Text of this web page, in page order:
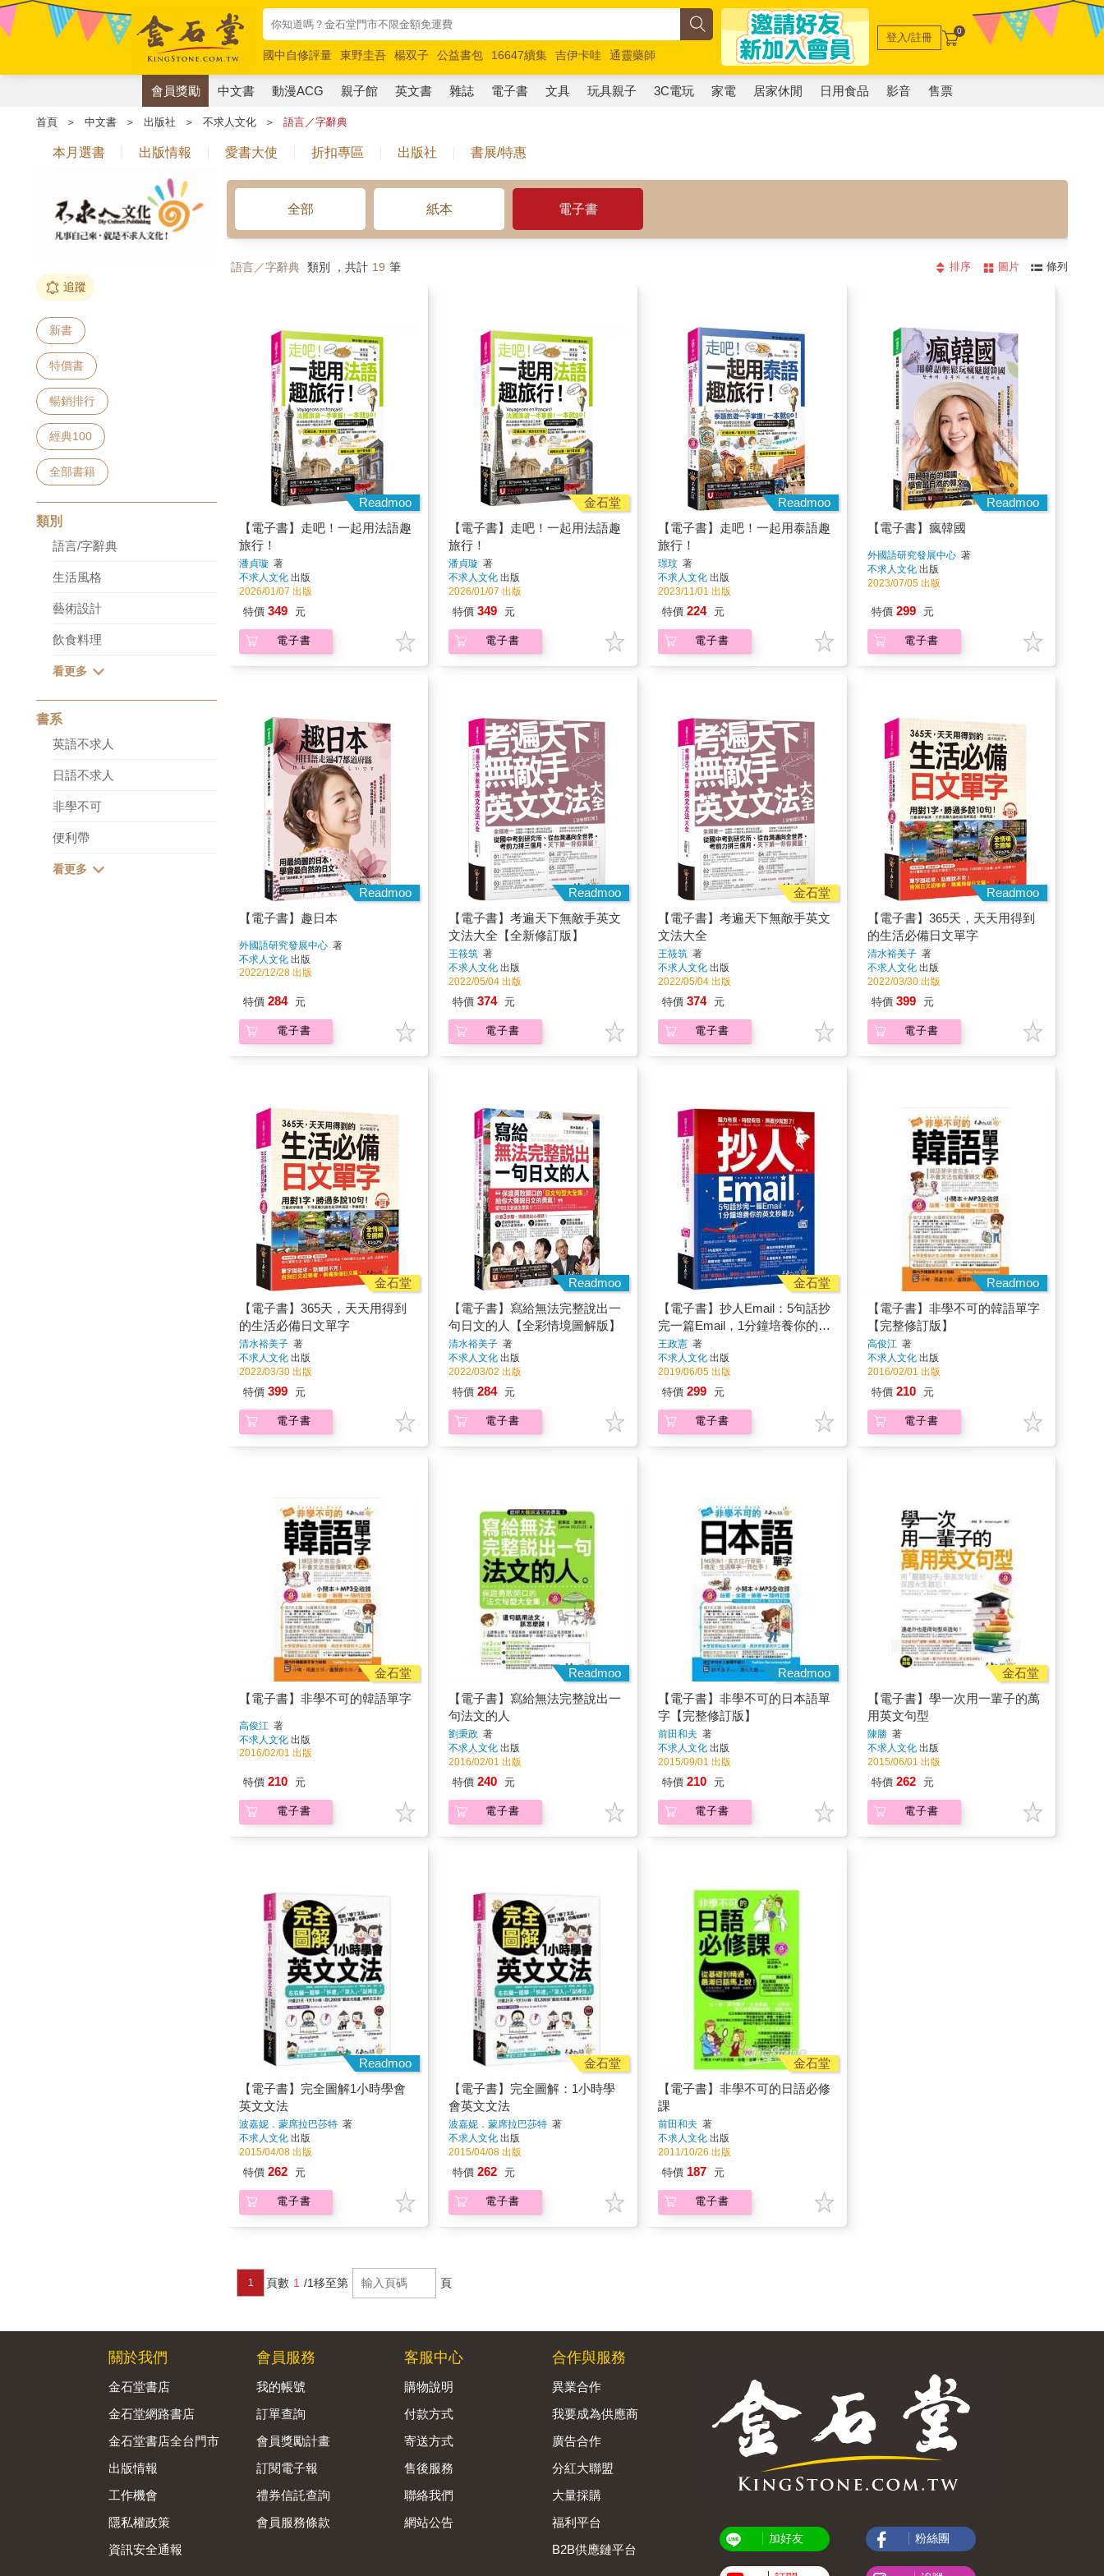
國中自修評量 東野圭吾 楊双子 公益書包 16647續集 吉伊卡哇
通靈藥師
唯紅花綻放
奧德賽 路邊攤新作 馬斯克 玩具總動員5 超慢跑
登入/註冊 0
會員獎勵 中文書 動漫ACG 親子館 英文書 雜誌 電子書 文具 玩具親子 3C電玩 家電 居家休閒 日用食品 影音 售票
首頁 ＞ 中文書 ＞ 出版社 ＞ 不求人文化 ＞ 語言／字辭典
本月選書 出版情報 愛書大使 折扣專區 出版社 書展/特惠
追蹤
新書
特價書
暢銷排行
經典100
全部書籍
類別
語言/字辭典
生活風格
藝術設計
飲食料理
書系
英語不求人
日語不求人
非學不可
便利帶
全部 紙本 電子書
語言／字辭典 類別 ，共計 19 筆 排序 圖片 條列
Readmoo
【電子書】走吧！一起用法語趣
旅行！
潘貞璇 著
不求人文化 出版
2026/01/07 出版
特價 349 元
電子書
金石堂
【電子書】走吧！一起用法語趣
旅行！
潘貞璇 著
不求人文化出版
2026/01/07 出版
特價 349 元
電子書
Readmoo
【電子書】走吧！一起用泰語趣
旅行！
璟玟著
不求人文化出版
2023/11/01 出版
特價 224 元
電子書
Readmoo
【電子書】瘋韓國
外國語研究發展中心著
不求人文化出版
2023/07/05 出版
特價 299 元
電子書
Readmoo
【電子書】趣日本
外國語研究發展中心 著
不求人文化 出版
2022/12/28 出版
特價 284 元
電子書
Readmoo
【電子書】考遍天下無敵手英文
文法大全【全新修訂版】
王筱筑著
不求人文化出版
2022/05/04 出版
特價 374 元
電子書
金石堂
【電子書】考遍天下無敵手英文
文法大全
王筱筑著
不求人文化出版
2022/05/04 出版
特價 374 元
電子書
Readmoo
【電子書】365天，天天用得到
的生活必備日文單字
清水裕美子著
不求人文化出版
2022/03/30 出版
特價 399 元
電子書
金石堂
【電子書】365天，天天用得到
的生活必備日文單字
清水裕美子 著
不求人文化 出版
2022/03/30 出版
特價 399 元
電子書
Readmoo
【電子書】寫給無法完整說出一
句日文的人【全彩情境圖解版】
清水裕美子著
不求人文化出版
2022/03/02 出版
特價 284 元
電子書
金石堂
【電子書】抄人Email：5句話抄
完一篇Email，1分鐘培養你的英
文抄能力
王政憲著
不求人文化出版
2019/06/05 出版
特價 299 元
電子書
Readmoo
【電子書】非學不可的韓語單字
【完整修訂版】
高俊江著
不求人文化出版
2016/02/01 出版
特價 210 元
電子書
金石堂
【電子書】非學不可的韓語單字
高俊江 著
不求人文化 出版
2016/02/01 出版
特價 210 元
電子書
Readmoo
【電子書】寫給無法完整說出一
句法文的人
劉秉政著
不求人文化出版
2016/02/01 出版
特價 240 元
電子書
Readmoo
【電子書】非學不可的日本語單
字【完整修訂版】
前田和夫 著
不求人文化出版
2015/09/01 出版
特價 210 元
電子書
金石堂
【電子書】學一次用一輩子的萬
用英文句型
陳勝著
不求人文化出版
2015/06/01 出版
特價 262 元
電子書
Readmoo
【電子書】完全圖解1小時學會
英文文法
波嘉妮．蒙席拉巴莎特 著
不求人文化 出版
2015/04/08 出版
特價 262 元
電子書
金石堂
【電子書】完全圖解：1小時學
會英文文法
波嘉妮．蒙席拉巴莎特著
不求人文化出版
2015/04/08 出版
特價 262 元
電子書
金石堂
【電子書】非學不可的日語必修
課
前田和夫 著
不求人文化出版
2011/10/26 出版
特價 187 元
電子書
1 頁數 1 /1移至第 頁
關於我們
金石堂書店
金石堂網路書店
金石堂書店全台門市
出版情報
工作機會
隱私權政策
資訊安全通報
會員服務
我的帳號
訂單查詢
會員獎勵計畫
訂閱電子報
禮券信託查詢
會員服務條款
客服中心
購物說明
付款方式
寄送方式
售後服務
聯絡我們
網站公告
合作與服務
異業合作
我要成為供應商
廣告合作
分紅大聯盟
大量採購
福利平台
B2B供應鏈平台
加好友 粉絲團